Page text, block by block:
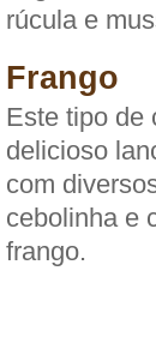
rúcula e
Frango
Este tipo de
delicioso
com
cebolinha e
frango.